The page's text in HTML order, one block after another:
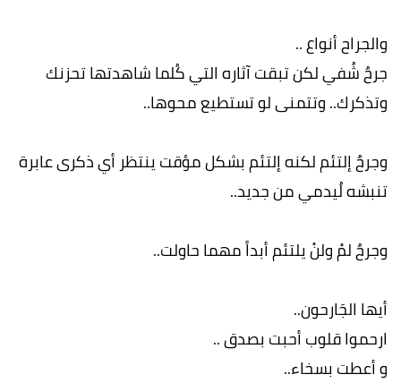
والجراح أنواع ..
جرحٌ شُفي لكن تبقت آثاره التي كُلما شاهدتها تحزنك
وتذكرك.. وتتمنى لو تستطيع محوها..
وجرحٌ إلتئم لكنه إلتئم بشكل مؤقت ينتظر أي ذكرى عابرة
تنبشه لُيدمي من جديد..
وجرحٌ لمْ ولنْ يلتئم أبداً مهما حاولت..
أيها الجَارحون..
ارحموا قلوب أحبت بصدق ..
و أعطت بسخاء..